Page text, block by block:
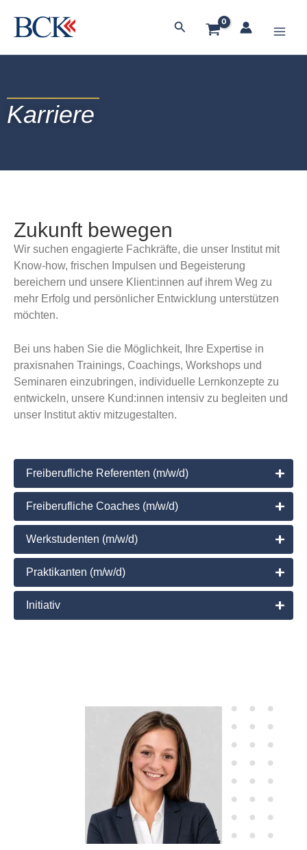
Inhalt
springen
Suchen
Karriere
Zukunft bewegen
Wir suchen engagierte Fachkräfte, die unser Institut mit
Know-how, frischen Impulsen und Begeisterung
bereichern und unsere Klient:innen auf ihrem Weg zu
mehr Erfolg und persönlicher Entwicklung unterstützen
möchten.
Bei uns haben Sie die Möglichkeit, Ihre Expertise in
praxisnahen Trainings, Coachings, Workshops und
Seminaren einzubringen, individuelle Lernkonzepte zu
entwickeln, unsere Kund:innen intensiv zu begleiten und
unser Institut aktiv mitzugestalten.
Freiberufliche Referenten (m/w/d)
Freiberufliche Coaches (m/w/d)
Werkstudenten (m/w/d)
Praktikanten (m/w/d)
Initiativ